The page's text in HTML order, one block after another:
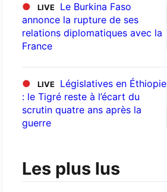
● LIVE
Le Burkina Faso
annonce la rupture de ses
relations diplomatiques avec la
France
● LIVE
Législatives en Éthiopie
: le Tigré reste à l’écart du
scrutin quatre ans après la
guerre
Les plus lus